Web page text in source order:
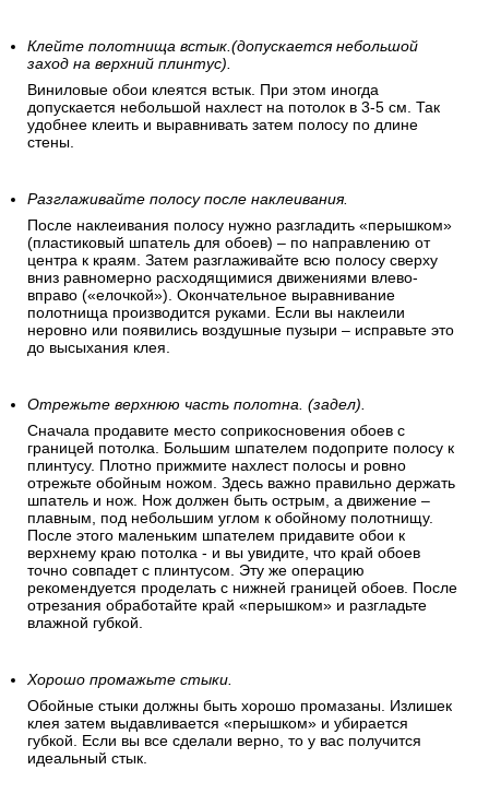
Клейте полотнища встык.(допускается небольшой
заход на верхний плинтус).
Виниловые обои клеятся встык. При этом иногда
допускается небольшой нахлест на потолок в 3-5 см. Так
удобнее клеить и выравнивать затем полосу по длине
стены.
Разглаживайте полосу после наклеивания.
После наклеивания полосу нужно разгладить «перышком»
(пластиковый шпатель для обоев) – по направлению от
центра к краям. Затем разглаживайте всю полосу сверху
вниз равномерно расходящимися движениями влево-
вправо («елочкой»). Окончательное выравнивание
полотнища производится руками. Если вы наклеили
неровно или появились воздушные пузыри – исправьте это
до высыхания клея.
Отрежьте верхнюю часть полотна. (задел).
Сначала продавите место соприкосновения обоев с
границей потолка. Большим шпателем подоприте полосу к
плинтусу. Плотно прижмите нахлест полосы и ровно
отрежьте обойным ножом. Здесь важно правильно держать
шпатель и нож. Нож должен быть острым, а движение –
плавным, под небольшим углом к обойному полотнищу.
После этого маленьким шпателем придавите обои к
верхнему краю потолка - и вы увидите, что край обоев
точно совпадет с плинтусом. Эту же операцию
рекомендуется проделать с нижней границей обоев. После
отрезания обработайте край «перышком» и разгладьте
влажной губкой.
Хорошо промажьте стыки.
Обойные стыки должны быть хорошо промазаны. Излишек
клея затем выдавливается «перышком» и убирается
губкой. Если вы все сделали верно, то у вас получится
идеальный стык.